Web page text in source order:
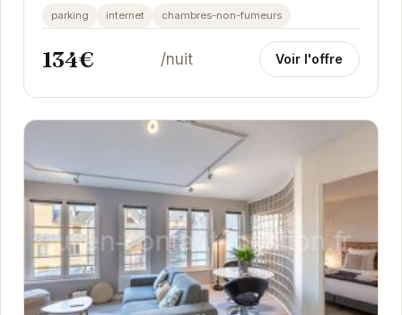
pour une escapade relaxante. Avec son
atmosphère...
parking internet chambres-non-fumeurs
134€ /nuit Voir l'offre